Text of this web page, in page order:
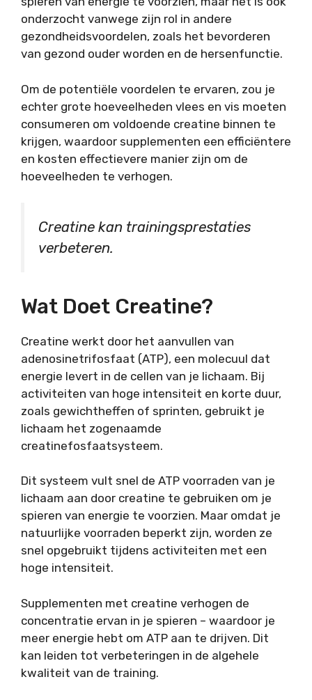
onderzocht vanwege zijn rol in andere
gezondheidsvoordelen, zoals het bevorderen
van gezond ouder worden en de hersenfunctie.
Om de potentiële voordelen te ervaren, zou je
echter grote hoeveelheden vlees en vis moeten
consumeren om voldoende creatine binnen te
krijgen, waardoor supplementen een efficiëntere
en kosten effectievere manier zijn om de
hoeveelheden te verhogen.
Creatine kan trainingsprestaties
verbeteren.
Wat Doet Creatine?
Creatine werkt door het aanvullen van
adenosinetrifosfaat (ATP), een molecuul dat
energie levert in de cellen van je lichaam. Bij
activiteiten van hoge intensiteit en korte duur,
zoals gewichtheffen of sprinten, gebruikt je
lichaam het zogenaamde
creatinefosfaatsysteem.
Dit systeem vult snel de ATP voorraden van je
lichaam aan door creatine te gebruiken om je
spieren van energie te voorzien. Maar omdat je
natuurlijke voorraden beperkt zijn, worden ze
snel opgebruikt tijdens activiteiten met een
hoge intensiteit.
Supplementen met creatine verhogen de
concentratie ervan in je spieren – waardoor je
meer energie hebt om ATP aan te drijven. Dit
kan leiden tot verbeteringen in de algehele
kwaliteit van de training.